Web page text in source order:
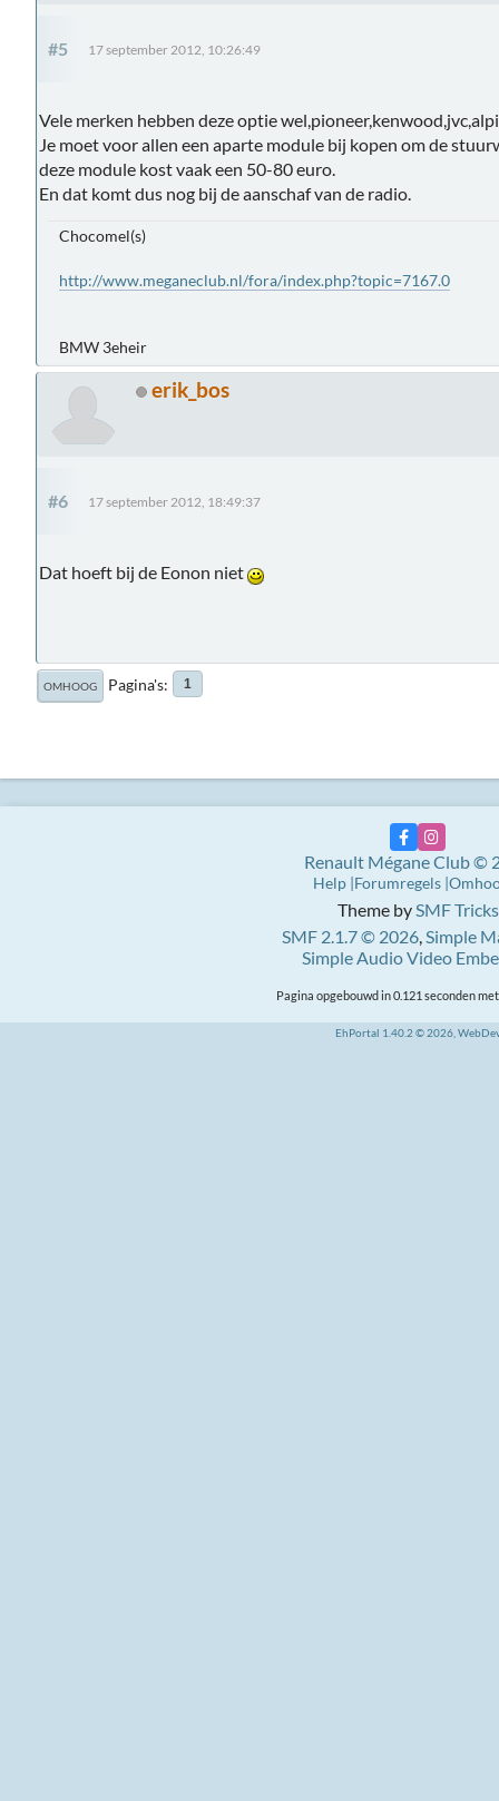
#5 17 september 2012, 10:26:49
Vele merken hebben deze optie
Je moet voor allen een aparte module bij kopen om de
deze module kost vaak een 50-80 euro.
En dat komt dus nog bij de aanschaf van de radio.
Chocomel(s)
http://www.meganeclub.nl/fora/index.php?topic=7167.0
BMW 3eheir
erik_bos
#6 17 september 2012, 18:49:37
Dat hoeft bij de Eonon niet
OMHOOG Pagina's 1
Theme bySMF Tricks
SMF 2.1.7 © 2026,Simple
Simple Audio Video
Renault Mégane Club ©
Help Forumregels
Pagina opgebouwd in 0.121 seconden
EhPortal 1.40.2 © 2026,